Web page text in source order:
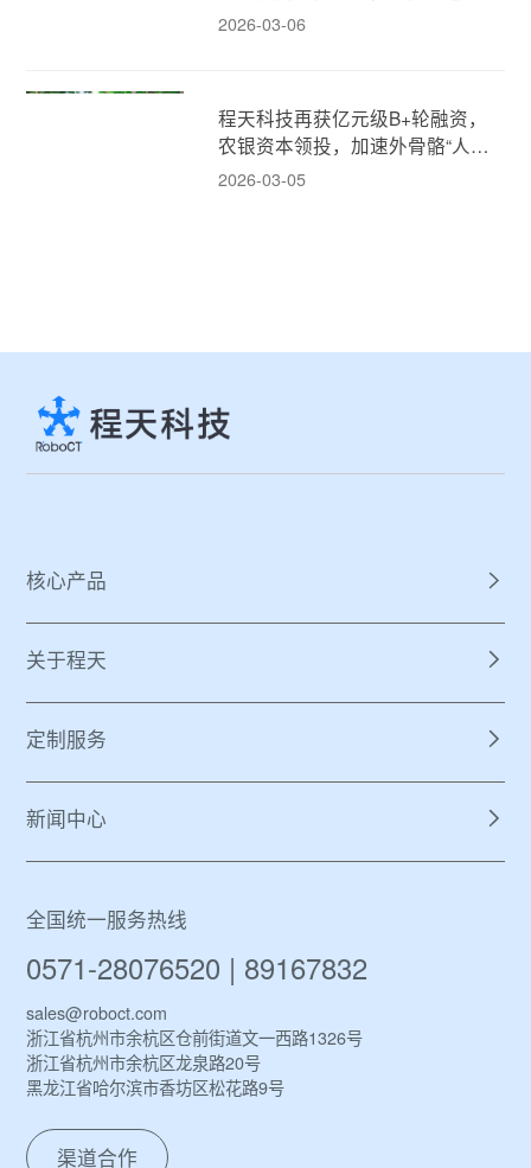
新模式！
2026-03-06
程天科技再获亿元级B+轮融资，
农银资本领投，加速外骨骼“人机
融合”新消费时代！
2026-03-05
核心产品
关于程天
定制服务
新闻中心
全国统一服务热线
0571-28076520 | 89167832
sales@roboct.com
浙江省杭州市余杭区仓前街道文一西路1326号
浙江省杭州市余杭区龙泉路20号
黑龙江省哈尔滨市香坊区松花路9号
渠道合作